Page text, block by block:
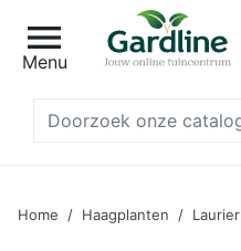

Menu
Home Haagplanten Laurier